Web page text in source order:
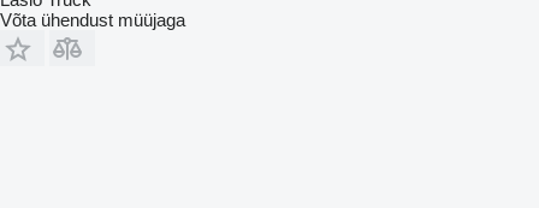
Võta ühendust müüjaga